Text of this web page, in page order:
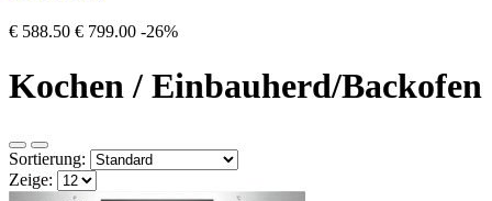
€ 588.50 € 799.00 -26%
Kochen / Einbauherd/Backofen
Sortierung:
Zeige: